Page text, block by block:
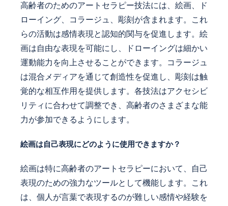
高齢者のためのアートセラピー技法には、絵画、ド
ローイング、コラージュ、彫刻が含まれます。これ
らの活動は感情表現と認知的関与を促進します。絵
画は自由な表現を可能にし、ドローイングは細かい
運動能力を向上させることができます。コラージュ
は混合メディアを通じて創造性を促進し、彫刻は触
覚的な相互作用を提供します。各技法はアクセシビ
リティに合わせて調整でき、高齢者のさまざまな能
力が参加できるようにします。
絵画は自己表現にどのように使用できますか？
絵画は特に高齢者のアートセラピーにおいて、自己
表現のための強力なツールとして機能します。これ
は、個人が言葉で表現するのが難しい感情や経験を